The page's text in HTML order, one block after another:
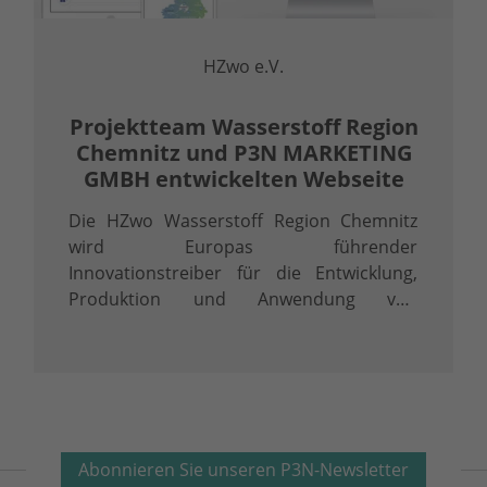
HZwo e.V.
Projektteam Wasserstoff Region
Chemnitz und P3N MARKETING
GMBH entwickelten Webseite
Die HZwo Wasserstoff Region Chemnitz
wird Europas führender
Innovationstreiber für die Entwicklung,
Produktion und Anwendung von
Abonnieren Sie unseren P3N-Newsletter